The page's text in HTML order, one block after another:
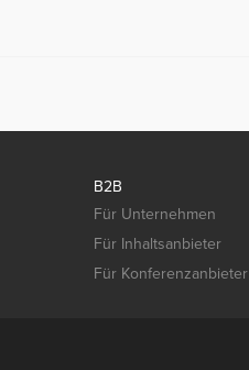
B2B
Für Unternehmen
Für Inhaltsanbieter
Für Konferenzanbieter